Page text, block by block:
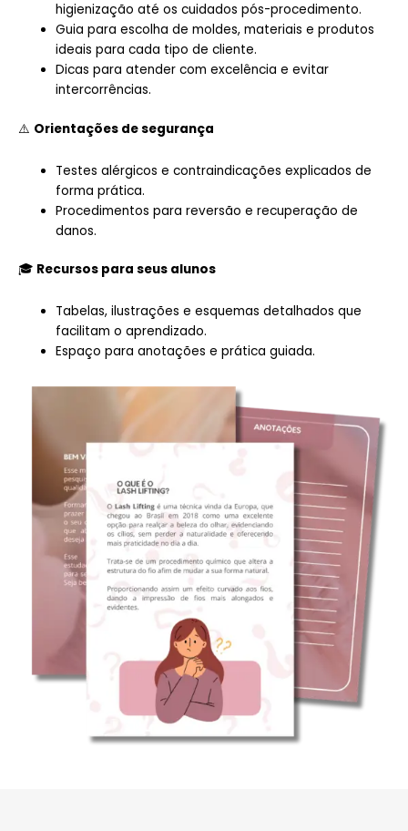
higienização até os cuidados pós-procedimento.
Guia para escolha de moldes, materiais e produtos
ideais para cada tipo de cliente.
Dicas para atender com excelência e evitar
intercorrências.
⚠️ Orientações de segurança
Testes alérgicos e contraindicações explicados de
forma prática.
Procedimentos para reversão e recuperação de
danos.
🎓 Recursos para seus alunos
Tabelas, ilustrações e esquemas detalhados que
facilitam o aprendizado.
Espaço para anotações e prática guiada.